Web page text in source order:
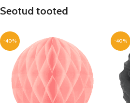
Seotud tooted
-40% -40%